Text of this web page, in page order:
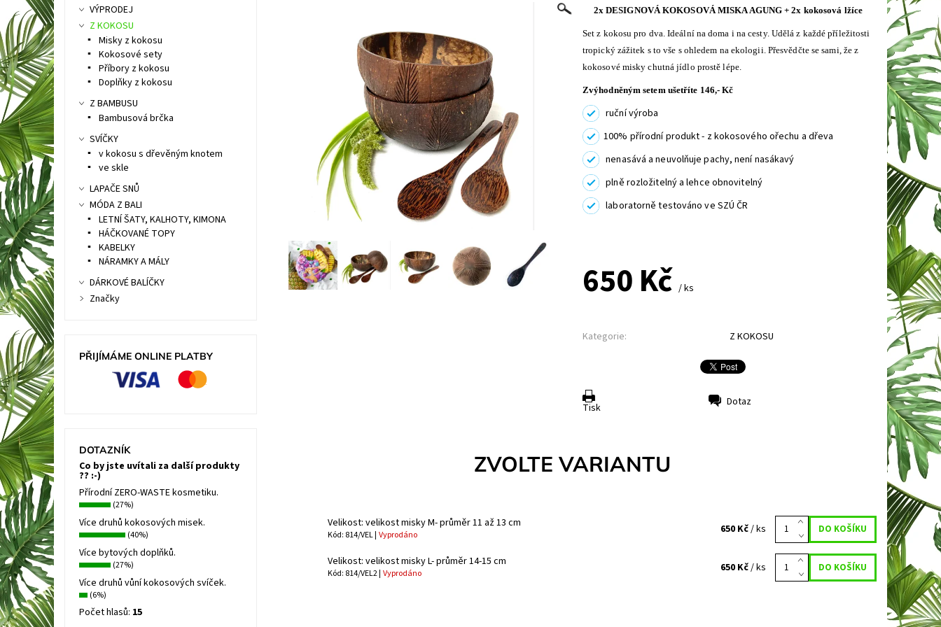
2x DESIGNOVÁ KOKOSOVÁ MISKA AGUNG + 2x kokosová lžíce
Set z kokosu pro dva.Ideální na doma i na cesty. Udělá z každé příležitosti
tropický zážitek s to vše s ohledem na ekologii. Přesvědčte se sami, že z
kokosové misky chutná jídlo prostě lépe.
Zvýhodněným setem ušetříte 146,- Kč
ruční výroba
100% přírodní produkt - z kokosového ořechu a dřeva
nenasává a neuvolňuje pachy, není nasákavý
plně rozložitelný a lehce obnovitelný
laboratorně testováno ve SZÚ ČR
650 Kč / ks
Kategorie: Z KOKOSU
Tisk Dotaz
ZVOLTE VARIANTU
Velikost: velikost misky M- průměr 11 až 13 cm
Kód: 814/VEL | Vyprodáno 650 Kč/ ks
Velikost: velikost misky L- průměr 14-15 cm
Kód: 814/VEL2 | Vyprodáno 650 Kč/ ks
VÝPRODEJ
Z KOKOSU
Misky z kokosu
Kokosové sety
Příbory z kokosu
Doplňky z kokosu
Z BAMBUSU
Bambusová brčka
SVÍČKY
v kokosu s dřevěným knotem
ve skle
LAPAČE SNŮ
MÓDA Z BALI
LETNÍ ŠATY, KALHOTY, KIMONA
HÁČKOVANÉ TOPY
KABELKY
NÁRAMKY A MÁLY
DÁRKOVÉ BALÍČKY
Značky
PŘIJÍMÁME ONLINE PLATBY
DOTAZNÍK
Co by jste uvítali za další produkty
?? :-)
Přírodní ZERO-WASTE kosmetiku.
(27%)
Více druhů kokosových misek.
(40%)
Více bytových doplňků.
(27%)
Více druhů vůní kokosových svíček.
(6%)
Počet hlasů: 15